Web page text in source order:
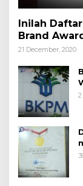
Inilah
Brand
21 December, 2020